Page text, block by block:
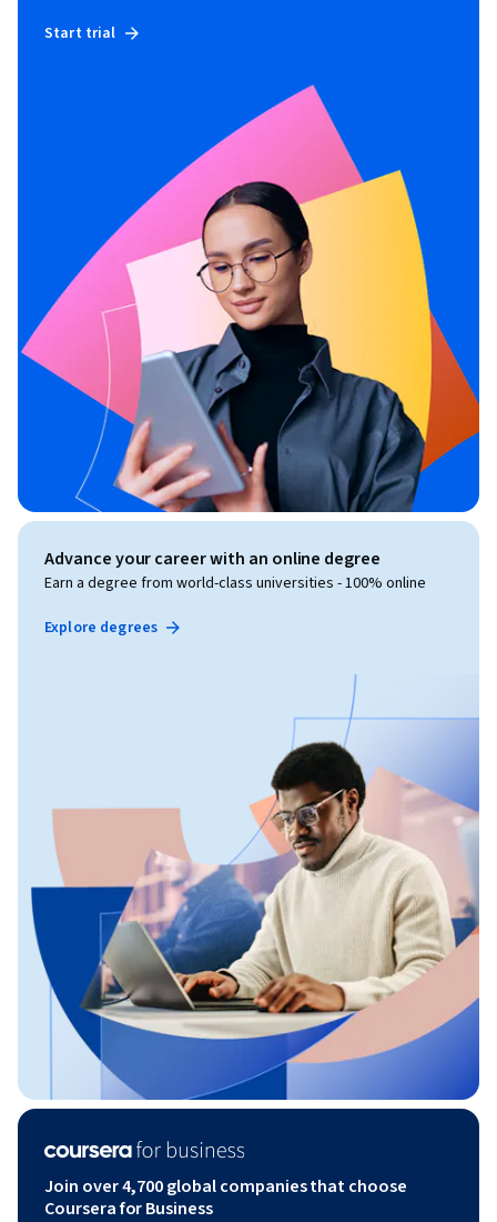
11.几种DNA的非常规的二级结构（Other forms of secondary
12.RNA二级结构（Secondary structure of RNA）
13.DNA三级结构（Tertiary Structure of DNA）
14.RNA三级结构（Tertiary Structure of RNA）
15.核糖核酸蛋白复合物（RNA-Protein Complex）
16.核小体（Nucleosome）
17.RNA世界（The RNA world hypothesis）
第三章  蛋白质和核酸的性质（Chapter 3  Properties of
Proteins and Nucleic Acids)
1. 紫外吸收（UV absorption）
2. 沉淀（Precipitation）
3. 两性解离（Acid & base dissociation and pI）
4. 变性（Denaturation）
5. 复性（Renaturation）
7. 水解（Hydrolysis）
8. 蛋白质的颜色反应（Protein coloring reaction)
9. 电泳（Electrophoresis）
10. 层析（Chromatography）
11. 透析与超滤（Dialysis and Ultrafiltration）
第四章  酶的结构与功能（Chapter 4  Structure and Function
5. “锁与钥匙”模型（Lock and key model）
6. “诱导契合”模型（The Induced Fit model）
7. “三点附着”模型（Three-point attachment model）
8. 酶的命名和分类（Enzyme Nomenclature）
9. 酶动力学（Enzyme kinetics）
10. 米氏方程（The Mechaelis-Menten Equation）
11. Kcat和kcat/Km（Kcat & kcat/Km）
12. 双倒数作图（Double-reciprocal plot）
13. 酶抑制剂（Enzyme Inhibitors）
14. 竞争性抑制剂（Competitive Inhibitor）
15. 非竞争性抑制剂（Non-competitive Inhibitor）
16. 反竞争性抑制剂（Uncompetitive Inhibitor）
17. 基团特异性抑制剂（Group Specific Reagent）
18. 底物类似物（Substrate Analogue）
19. 自杀性抑制剂（Suicide Inhibitor）
20. 别构酶（Allosteric Enzymes）
Start trial
Advance your career with an online degree
Earn a degree from world-class universities - 100% online
Explore degrees
Join over 4,700 global companies that choose
Coursera for Business